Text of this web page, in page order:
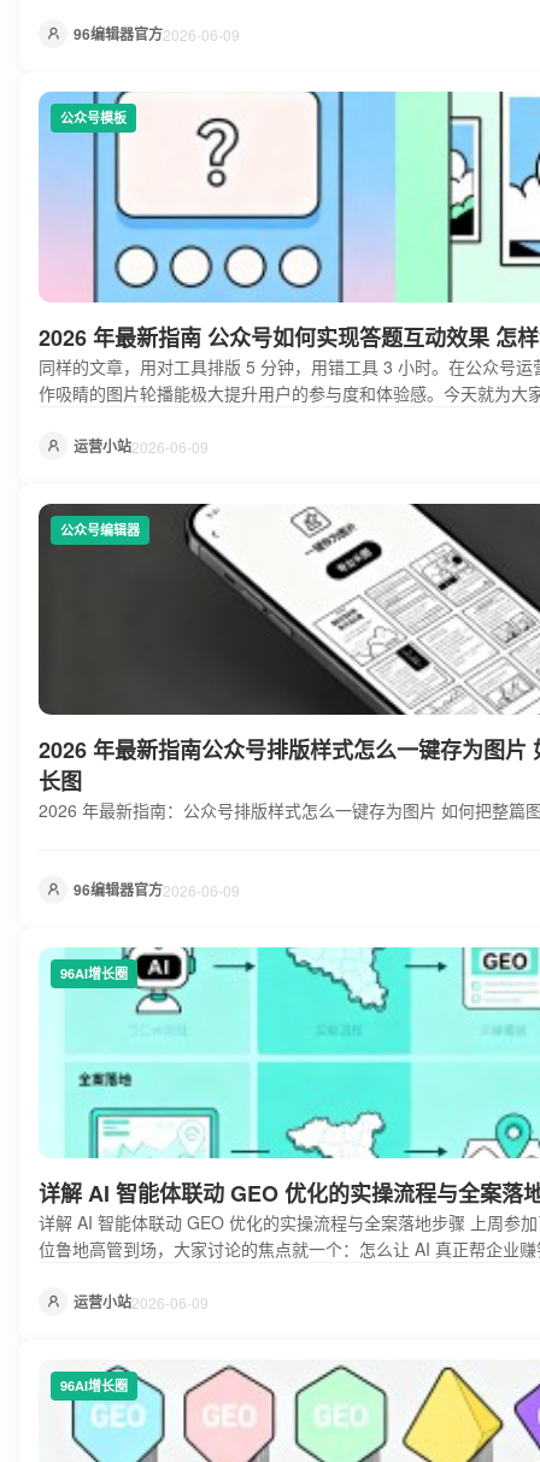
96编辑器官方2026-06-09
公众号模板
2026 年最新指南 公众号如何实现答题互动效果 怎
同样的文章，用对工具排版 5 分钟，用错工具 3 小时。在公众号
作吸睛的图片轮播能极大提升用户的参与度和体验感。今天就为大
运营小站2026-06-09
公众号编辑器
2026 年最新指南公众号排版样式怎么一键存为图片
长图
2026 年最新指南：公众号排版样式怎么一键存为图片 如何把整篇
96编辑器官方2026-06-09
96AI增长圈
详解 AI 智能体联动 GEO 优化的实操流程与全案落
详解 AI 智能体联动 GEO 优化的实操流程与全案落地步骤 上周参
位鲁地高管到场，大家讨论的焦点就一个：怎么让 AI 真正帮企业
运营小站2026-06-09
96AI增长圈